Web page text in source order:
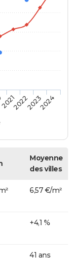
2021202220232024
Moyenne
des villes
6,57 €/m²
+4,1 %
41 ans